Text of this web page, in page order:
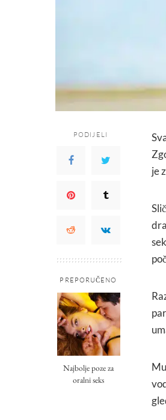
PODIJELI
PREPORUČENO
Najbolje poze za
oralni seks
je